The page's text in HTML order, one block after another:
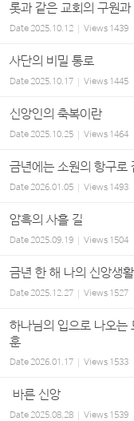
롯과 같은 교회의 구원
Date2025.10.12 Views 1439
사단의 비밀 통로
Date2025.10.17 Views 1445
신앙인의 축복이란
Date2025.10.25 Views 1464
금년에는 소원의 항구로
Date2026.01.05 Views 1493
암흑의 사흘 길
Date2025.09.19 Views 1504
금년 한 해 나의 신앙생
Date2025.12.27 Views 1527
하나님의 입으로 나오는
훈
Date2026.01.17 Views 1533
바른 신앙
Date2025.08.28 Views 1539